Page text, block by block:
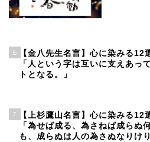
6
【金八先生名言】心に染みる12
「人という字は互いに支えあっ
トとなる。」
7
【上杉鷹山名言】心に染みる12
「為せば成る、為さねば成らぬ
も、成らぬは人の為さぬなりけり